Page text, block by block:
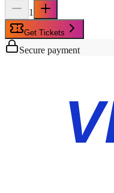
1
Get Tickets
Secure payment